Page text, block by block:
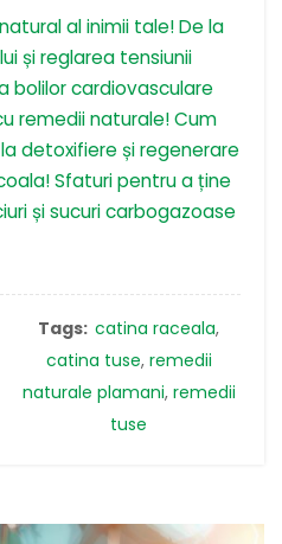
al inimii tale! De la
și reglarea tensiunii
bolilor cardiovasculare
remedii naturale! Cum
detoxifiere și regenerare
Sfaturi pentru a ține
și sucuri carbogazoase
Tags: catina raceala,
catina tuse, remedii
naturale plamani, remedii
tuse